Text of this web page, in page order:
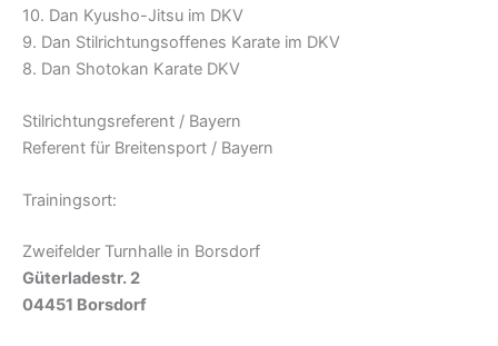
10. Dan Kyusho-Jitsu im DKV
9. Dan Stilrichtungsoffenes Karate im DKV
8. Dan Shotokan Karate DKV
Stilrichtungsreferent / Bayern
Referent für Breitensport / Bayern
Trainingsort:
Zweifelder Turnhalle in Borsdorf
Güterladestr. 2
04451 Borsdorf